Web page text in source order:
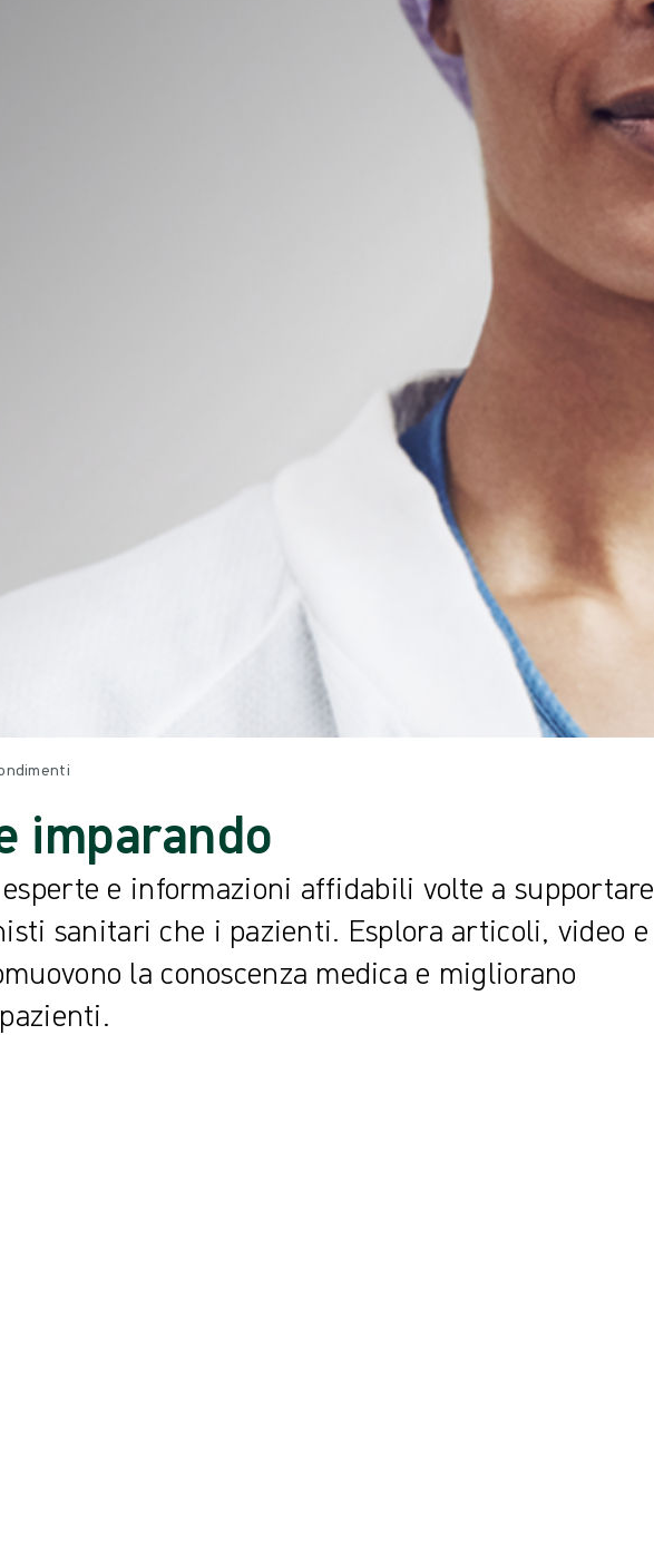
imparando
e informazioni affidabili volte a supportare
sanitari che i pazienti. Esplora articoli, video e
la conoscenza medica e migliorano